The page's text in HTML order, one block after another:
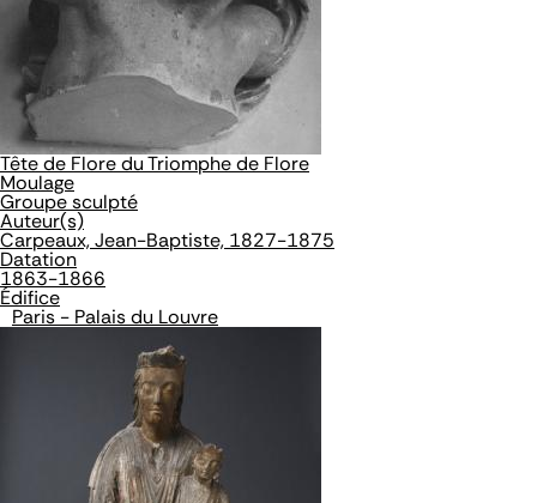
Tête de Flore du Triomphe de Flore
Moulage
Groupe sculpté
Auteur(s)
Carpeaux, Jean-Baptiste, 1827-1875
Datation
1863-1866
Édifice
Paris - Palais du Louvre